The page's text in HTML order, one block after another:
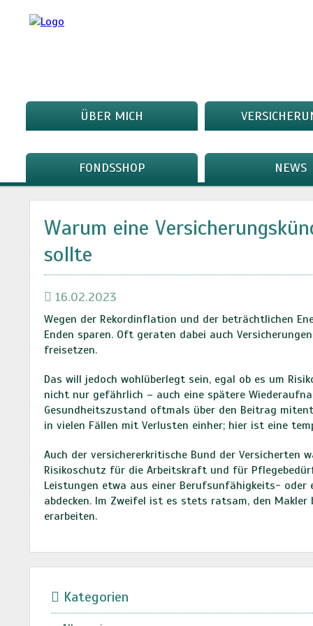
ÜBER MICH
FONDSSHOP NEWS
Warum eine
sollte
16.02.2023
Wegen der Rekordinflation und der beträchtlichen
Enden sparen. Oft geraten dabei auch
freisetzen.
Das will jedoch wohlüberlegt sein, egal ob es um
nicht nur gefährlich – auch eine spätere
Gesundheitszustand oftmals über den Beitrag
in vielen Fällen mit Verlusten einher; hier ist eine
Auch der versichererkritische Bund der Versicherten
Risikoschutz für die Arbeitskraft und für
Leistungen etwa aus einer Berufsunfähigkeits-
abdecken. Im Zweifel ist es stets ratsam, den Makler
erarbeiten.
Kategorien